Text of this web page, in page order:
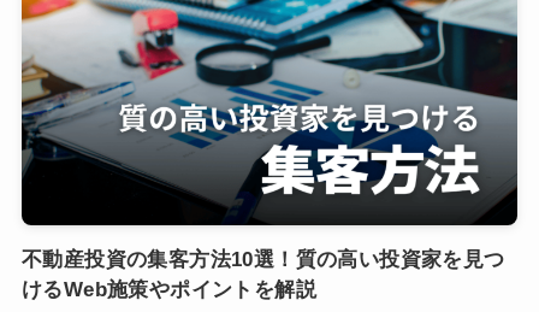
不動産投資の集客方法10選！質の高い投資家を見つ
けるWeb施策やポイントを解説